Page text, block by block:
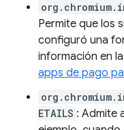
Permite que los
configuró una
información en la
apps de pago
ETAILS : Admite